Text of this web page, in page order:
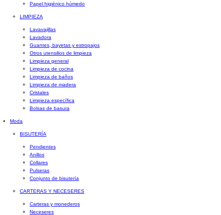
Papel higiénico húmedo
LIMPIEZA
Lavavajillas
Lavadora
Guantes, bayetas y estropajos
Otros utensilios de limpieza
Limpieza general
Limpieza de cocina
Limpieza de baños
Limpieza de madera
Cristales
Limpieza específica
Bolsas de basura
Moda
BISUTERÍA
Pendientes
Anillos
Collares
Pulseras
Conjunto de bisutería
CARTERAS Y NECESERES
Carteras y monederos
Neceseres